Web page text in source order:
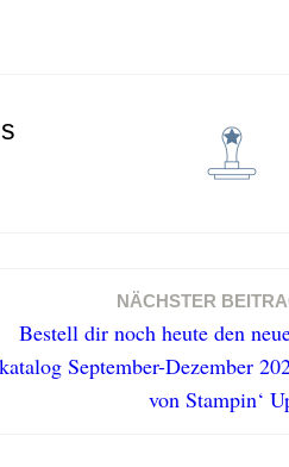
NÄCHSTER
Bestell dir noch heute den
September-Dezember
von Stampin‘